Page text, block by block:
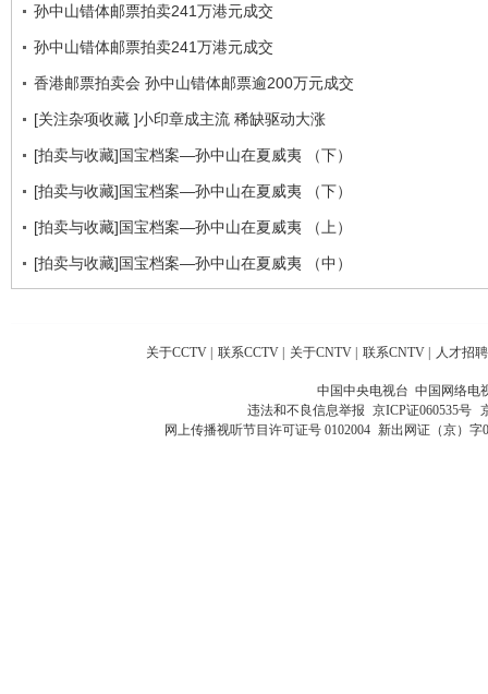
孙中山错体邮票拍卖241万港元成交
孙中山错体邮票拍卖241万港元成交
香港邮票拍卖会 孙中山错体邮票逾200万元成交
[关注杂项收藏 ]小印章成主流 稀缺驱动大涨
[拍卖与收藏]国宝档案—孙中山在夏威夷 （下）
[拍卖与收藏]国宝档案—孙中山在夏威夷 （下）
[拍卖与收藏]国宝档案—孙中山在夏威夷 （上）
[拍卖与收藏]国宝档案—孙中山在夏威夷 （中）
关于CCTV | 联系CCTV | 关于CNTV | 联系CNTV | 人才招聘
中国中央电视台 中国网络电
违法和不良信息举报 京ICP证060535号
网上传播视听节目许可证号 0102004 新出网证（京）